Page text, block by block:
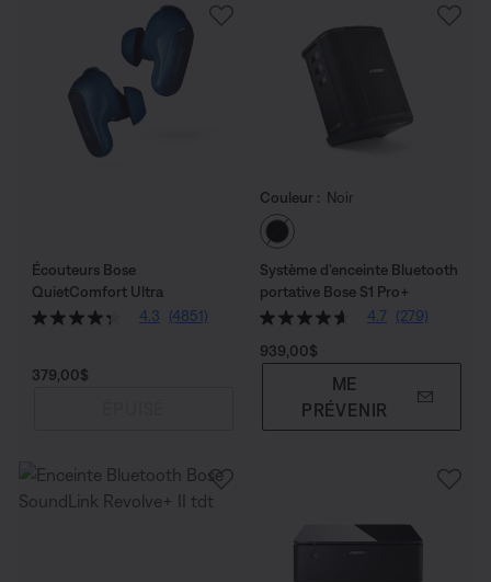
Écouteurs Bose
QuietComfort Ultra
4.3
(4851)
Prix :
379,00$
Couleur : Noir
Choisissez la
Système d’enceinte Bluetooth
portative Bose S1 Pro+
4.7
(279)
Prix :
939,00$
ME
PRÉVENIR